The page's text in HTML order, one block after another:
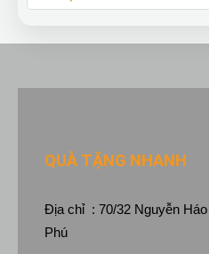
QUÀ TẶNG NHANH
Địa chỉ : 70/32 Nguyễn
Phú